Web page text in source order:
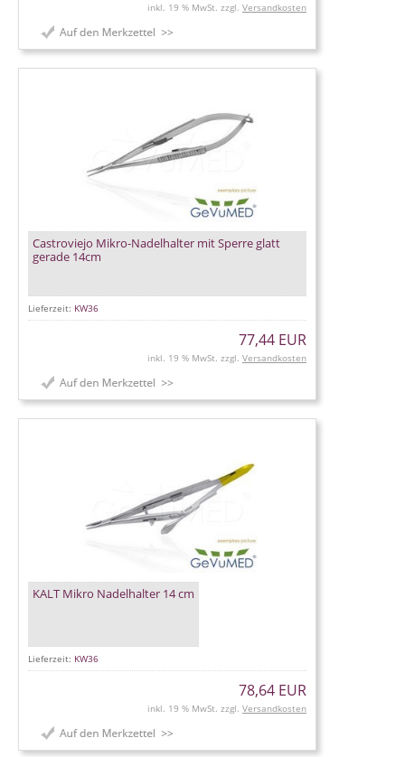
inkl. 19 % MwSt. zzgl. Versandkosten
Castroviejo Mikro-Nadelhalter mit Sperre glatt
gerade 14cm
Lieferzeit: KW36
77,44 EUR
inkl. 19 % MwSt. zzgl. Versandkosten
KALT Mikro Nadelhalter 14 cm
Lieferzeit: KW36
78,64 EUR
inkl. 19 % MwSt. zzgl. Versandkosten